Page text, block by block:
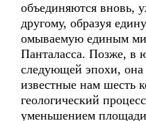
объединяются вновь,
другому, образуя
омываемую единым
Панталасса. Позже, в
следующей эпохи, она
известные нам шесть
геологический
уменьшением